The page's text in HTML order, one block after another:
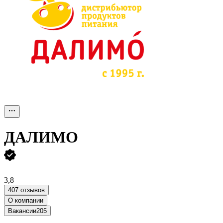
ДАЛИМО
3,8
407 отзывов
О компании
Вакансии205